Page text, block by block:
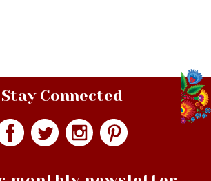
Stay Connected